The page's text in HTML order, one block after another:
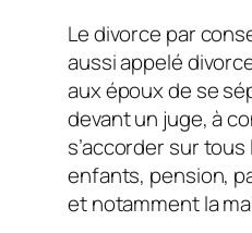
Le divorce par
aussi appelé
aux époux de se
devant un juge, à
s’accorder sur
enfants, pension,
et notamment la